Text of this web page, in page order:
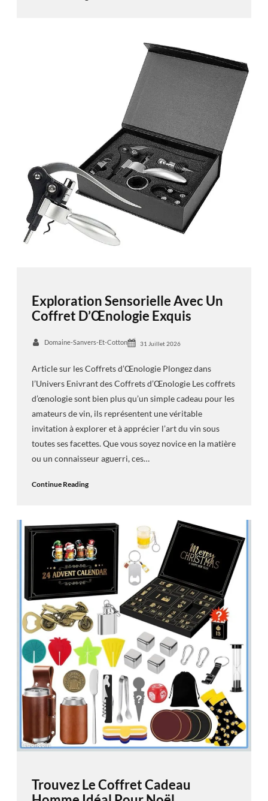
Exploration Sensorielle Avec Un
Coffret D’Œnologie Exquis
Domaine-Sanvers-Et-Cotton 31 Juillet 2026
Article sur les Coffrets d’Œnologie Plongez dans
l’Univers Enivrant des Coffrets d’Œnologie Les coffrets
d’œnologie sont bien plus qu’un simple cadeau pour les
amateurs de vin, ils représentent une véritable
invitation à explorer et à apprécier l’art du vin sous
toutes ses facettes. Que vous soyez novice en la matière
ou un connaisseur aguerri, ces…
Continue Reading
Trouvez Le Coffret Cadeau